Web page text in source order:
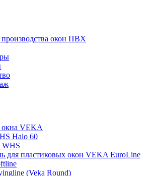
окон ПВХ
окна VEKA
Halo 60
WHS
для пластиковых окон VEKA EuroLine
(Veka Round)